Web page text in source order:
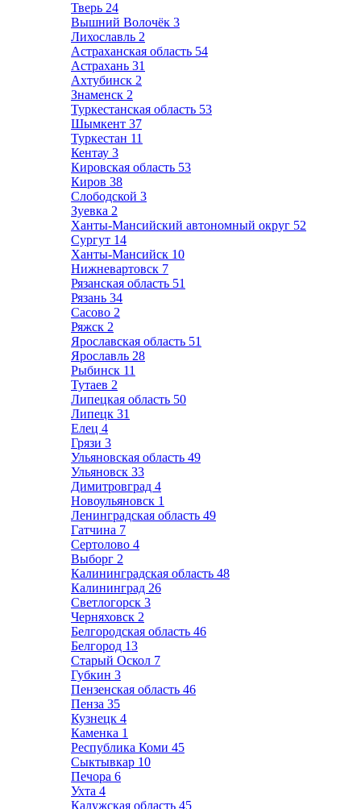
Тверь 24
Вышний Волочёк 3
Лихославль 2
Астраханская область 54
Астрахань 31
Ахтубинск 2
Знаменск 2
Туркестанская область 53
Шымкент 37
Туркестан 11
Кентау 3
Кировская область 53
Киров 38
Слободской 3
Зуевка 2
Ханты-Мансийский автономный округ 52
Сургут 14
Ханты-Мансийск 10
Нижневартовск 7
Рязанская область 51
Рязань 34
Сасово 2
Ряжск 2
Ярославская область 51
Ярославль 28
Рыбинск 11
Тутаев 2
Липецкая область 50
Липецк 31
Елец 4
Грязи 3
Ульяновская область 49
Ульяновск 33
Димитровград 4
Новоульяновск 1
Ленинградская область 49
Гатчина 7
Сертолово 4
Выборг 2
Калининградская область 48
Калининград 26
Светлогорск 3
Черняховск 2
Белгородская область 46
Белгород 13
Старый Оскол 7
Губкин 3
Пензенская область 46
Пенза 35
Кузнецк 4
Каменка 1
Республика Коми 45
Сыктывкар 10
Печора 6
Ухта 4
Калужская область 45